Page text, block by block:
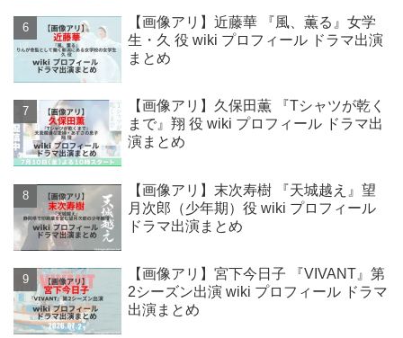
【画像アリ】近藤華 『風、薫る』女学
生・久 役 wiki プロフィール ドラマ出演
まとめ
【画像アリ】久保田薫 『Tシャツが乾く
まで』翔 役 wiki プロフィール ドラマ出
演まとめ
【画像アリ】末次寿樹 『天城越え』望
月次郎（少年期）役 wiki プロフィール
ドラマ出演まとめ
【画像アリ】宮下今日子 『VIVANT』第
2シーズン出演 wiki プロフィール ドラマ
出演まとめ